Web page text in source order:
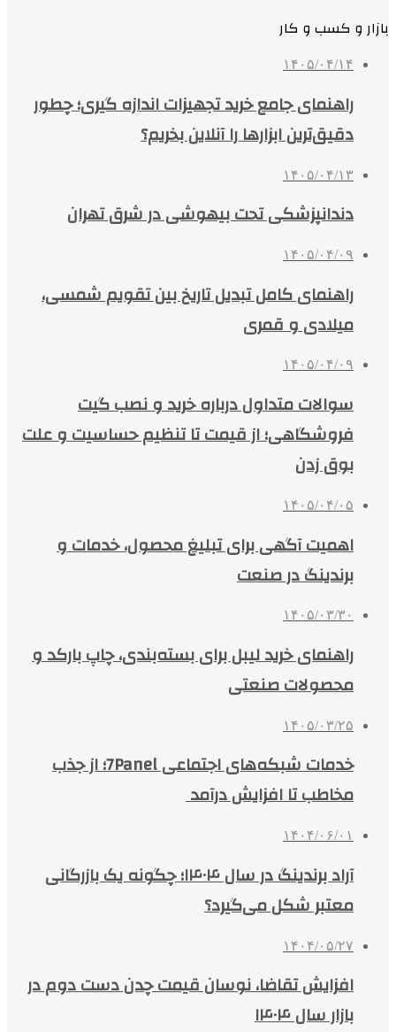
بازار و کسب و کار
۱۴۰۵/۰۴/۱۴
راهنمای جامع خرید تجهیزات اندازه گیری؛ چطور
دقیق‌ترین ابزارها را آنلاین بخریم؟
۱۴۰۵/۰۴/۱۳
دندانپزشکی تحت بیهوشی در شرق تهران
۱۴۰۵/۰۴/۰۹
راهنمای کامل تبدیل تاریخ بین تقویم شمسی،
میلادی و قمری
۱۴۰۵/۰۴/۰۹
سوالات متداول درباره خرید و نصب گیت
فروشگاهی؛ از قیمت تا تنظیم حساسیت و علت
بوق زدن
۱۴۰۵/۰۴/۰۵
اهمیت آگهی برای تبلیغ محصول، خدمات و
برندینگ در صنعت
۱۴۰۵/۰۳/۳۰
راهنمای خرید لیبل برای بسته‌بندی، چاپ بارکد و
محصولات صنعتی
۱۴۰۵/۰۳/۲۵
خدمات شبکه‌های اجتماعی 7Panel؛ از جذب
مخاطب تا افزایش درآمد
۱۴۰۴/۰۶/۰۱
آراد برندینگ در سال ۱۴۰۴؛ چگونه یک بازرگانی
معتبر شکل می‌گیرد؟
۱۴۰۴/۰۵/۲۷
افزایش تقاضا، نوسان قیمت چدن دست دوم در
بازار سال ۱۴۰۴